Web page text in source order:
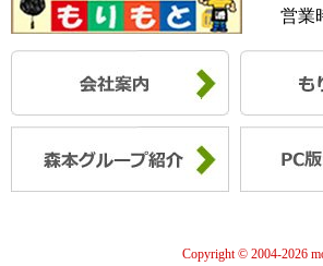
営業
Copyright © 2004-2026